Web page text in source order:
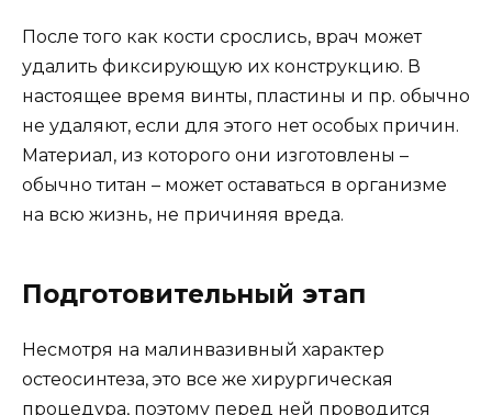
После того как кости срослись, врач может
удалить фиксирующую их конструкцию. В
настоящее время винты, пластины и пр. обычно
не удаляют, если для этого нет особых причин.
Материал, из которого они изготовлены –
обычно титан – может оставаться в организме
на всю жизнь, не причиняя вреда.
Подготовительный этап
Несмотря на малинвазивный характер
остеосинтеза, это все же хирургическая
процедура, поэтому перед ней проводится